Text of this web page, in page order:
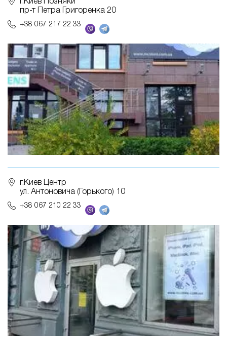
пр-т Петра Григоренка 20
+38 067 217 22 33
г.Киев Центр
ул. Антоновича (Горького) 10
+38 067 210 22 33